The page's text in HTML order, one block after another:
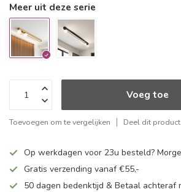
Meer uit deze serie
Voeg toe
Toevoegen om te vergelijken Deel dit product
Op werkdagen voor 23u besteld?
Gratis verzending vanaf €55,-
50 dagen bedenktijd & Betaal achteraf